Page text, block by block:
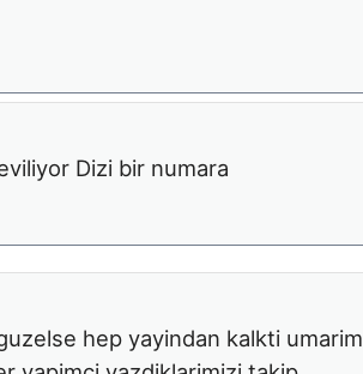
Dizi bir numara
hep yayindan kalkti umarim